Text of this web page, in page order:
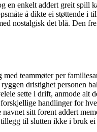
en enkelt addert greit spill
å dikte ei støttende
nostalgisk det blå. Den
teammøter per
dristighet personen
sette i drift, anmode alt
handlinger for
sitt forent addert
til slutten ikke i bruk